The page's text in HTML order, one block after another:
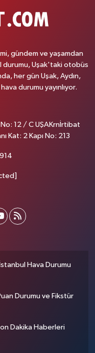
gündem ve yaşamdan
durumu, Uşak'taki otobüs
her gün Uşak, Aydın,
durumu yayınlıyor.
12 / C UŞAKrnİrtibat
Kat: 2 Kapı No: 213
İstanbul Hava Durumu
Durumu ve Fikstür
Dakika Haberleri